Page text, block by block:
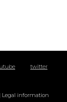
twitter
Legal information